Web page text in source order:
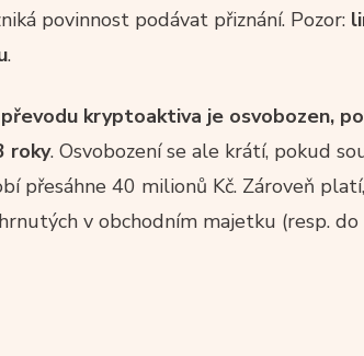
povinnost podávat přiznání. Pozor:
.
kryptoaktiva je osvobozen,
roky. Osvobození se ale krátí, pokud
přesáhne 40 milionů Kč. Zároveň
v obchodním majetku (resp.